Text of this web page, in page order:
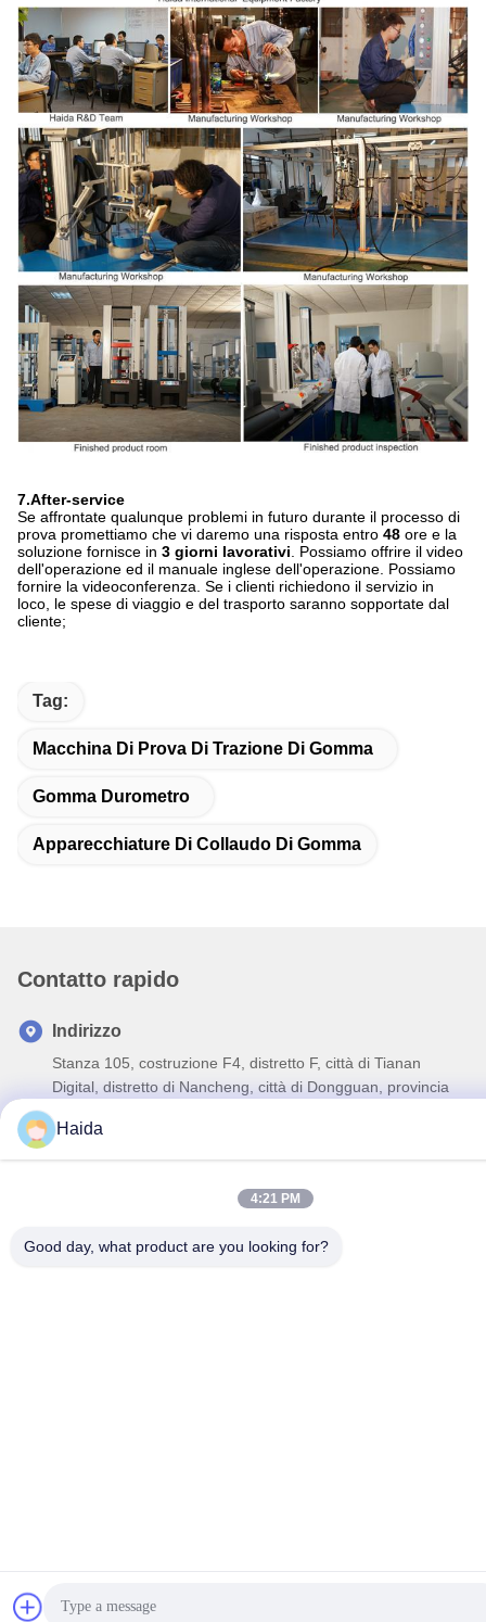
7.After-service
Se affrontate qualunque problemi in futuro durante il processo di
prova promettiamo che vi daremo una risposta entro 48 ore e la
soluzione fornisce in 3 giorni lavorativi. Possiamo offrire il video
dell'operazione ed il manuale inglese dell'operazione. Possiamo
fornire la videoconferenza. Se i clienti richiedono il servizio in
loco, le spese di viaggio e del trasporto saranno sopportate dal
cliente;
Tag:
Macchina Di Prova Di Trazione Di Gomma
Gomma Durometro
Apparecchiature Di Collaudo Di Gomma
Contatto rapido
Indirizzo
Stanza 105, costruzione F4, distretto F, città di Tianan
Digital, distretto di Nancheng, città di Dongguan, provincia
salesmanager@qc-test.com
Haida
4:21 PM
Good day, what product are you looking for?